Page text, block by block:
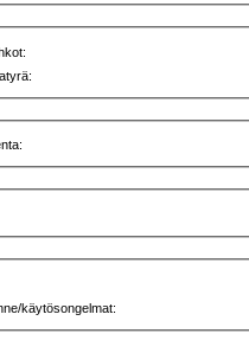
käytösongelmat: